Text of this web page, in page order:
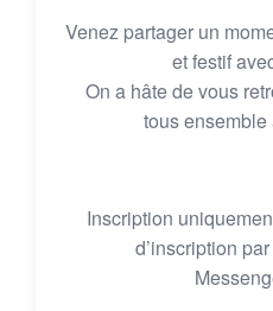
Venez partager un
et festif
On a hâte de vous
tous ensemble
Inscription
d’inscription